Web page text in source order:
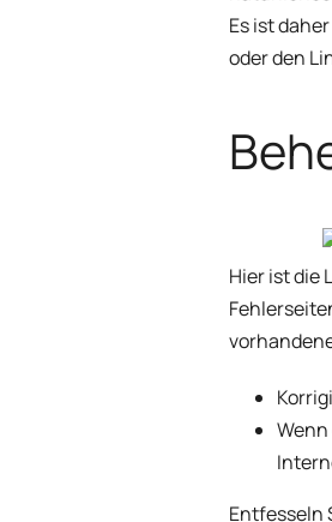
Es ist
oder den
Hier ist die
Entfesseln